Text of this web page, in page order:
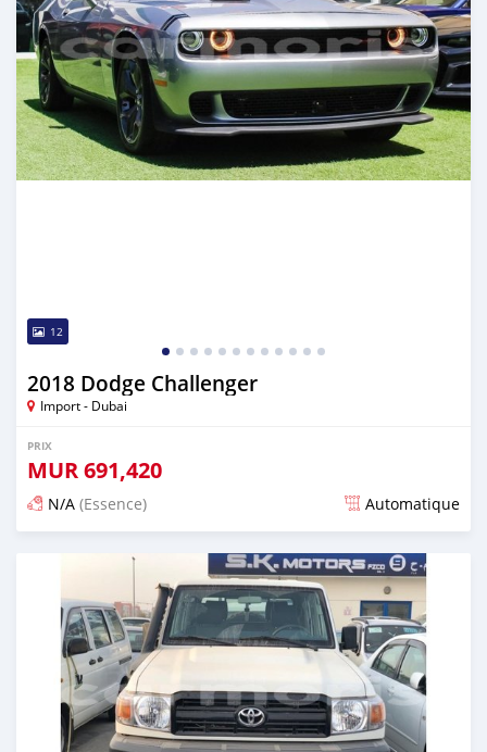
12
2018 Dodge Challenger
Import - Dubai
PRIX
MUR691,420
N/A (Essence) Automatique